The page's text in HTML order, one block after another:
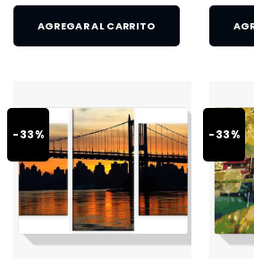
AGREGAR AL CARRITO
-33% -33%